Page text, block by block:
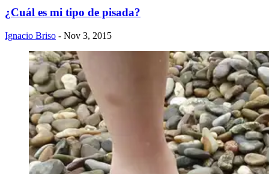
​¿Cuál es mi tipo de pisada?
Ignacio Briso - Nov 3, 2015